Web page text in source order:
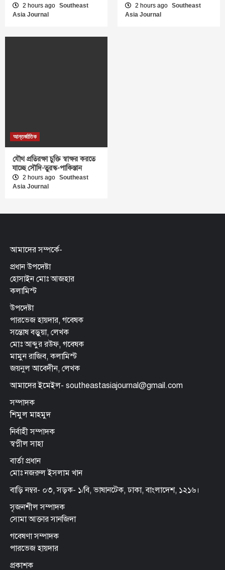
2 hours ago Southeast
Asia Journal
2 hours ago Southeast
Asia Journal
আন্তর্জাতিক
যৌথ প্রতিরক্ষা চুক্তি স্বাক্ষর করতে
যাচ্ছে সৌদি-তুরস্ক-পাকিস্তান
2 hours ago Southeast
Asia Journal
আমাদের সম্পর্কে-
প্রধান উপদেষ্টা
হোসাইন মোঃ আজহার
কলামিস্ট
উপদেষ্টা
পারভেজ হায়দার, গবেষক
সন্তোষ বড়ুয়া, লেখক
মোঃ আব্দুর রউফ, গবেষক
মামুন রাজিব, কলামিস্ট
জয়নুল আবেদীন, লেখক
আমাদের ইমেইল- southeastasiajournal@gmail.com
সম্পাদক
শিমুল মাহমুদ
নির্বাহী সম্পাদক
স্বপ্নীল সাহা
বার্তা প্রধান
মোঃ নজরুল ইসলাম খান
বাড়ি নম্বর- ০৩, সড়ক- ১/বি, ভাষানটেক, ঢাকা, বাংলাদেশ, ১২১৬।
সৃজনশীল সম্পাদক
সোমা আক্তার সানজিদা
গবেষণা সম্পাদক
পারভেজ হায়দার
প্রকাশক